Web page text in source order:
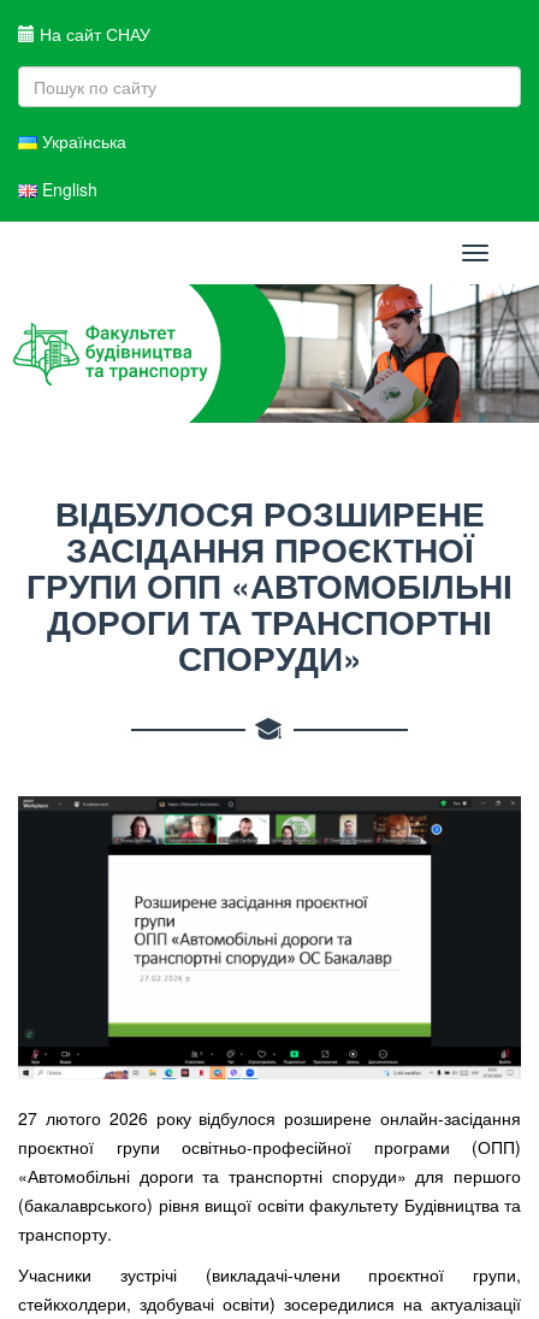
На сайт СНАУ
Українська
English
Toggle
ВІДБУЛОСЯ РОЗШИРЕНЕ
ЗАСІДАННЯ ПРОЄКТНОЇ
ГРУПИ ОПП «АВТОМОБІЛЬНІ
ДОРОГИ ТА ТРАНСПОРТНІ
СПОРУДИ»
27 лютого 2026 року відбулося розширене онлайн-засідання
проєктної групи освітньо-професійної програми (ОПП)
«Автомобільні дороги та транспортні споруди» для першого
(бакалаврського) рівня вищої освіти факультету Будівництва та
транспорту.
Учасники зустрічі (викладачі-члени проєктної групи,
стейкхолдери, здобувачі освіти) зосередилися на актуалізації